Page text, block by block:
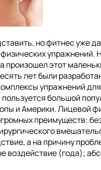
но фитнес уже
упражнений.
произошел этот
лет были
упражнений
большой
и Америки. Лицевой
преимуществ:
а на причину
воздействие (года);